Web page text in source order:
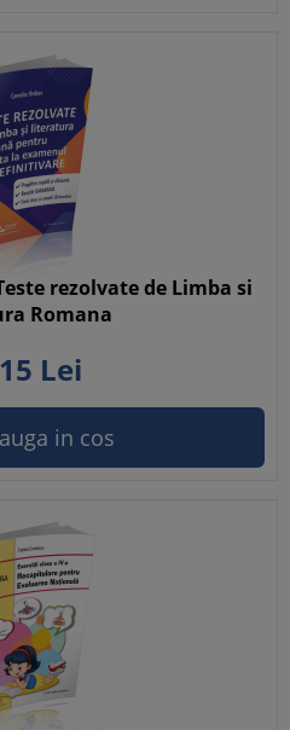
rezolvate de Limba si
Romana
15 Lei
in cos